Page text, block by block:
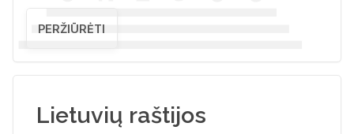
PERŽIŪRĖTI
Lietuvių raštijos